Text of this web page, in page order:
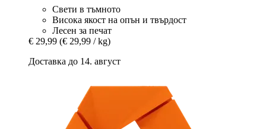
Свети в тъмното
Висока якост на опън и твърдост
Лесен за печат
€ 29,99 (€ 29,99 / kg)
Доставка до 14. август